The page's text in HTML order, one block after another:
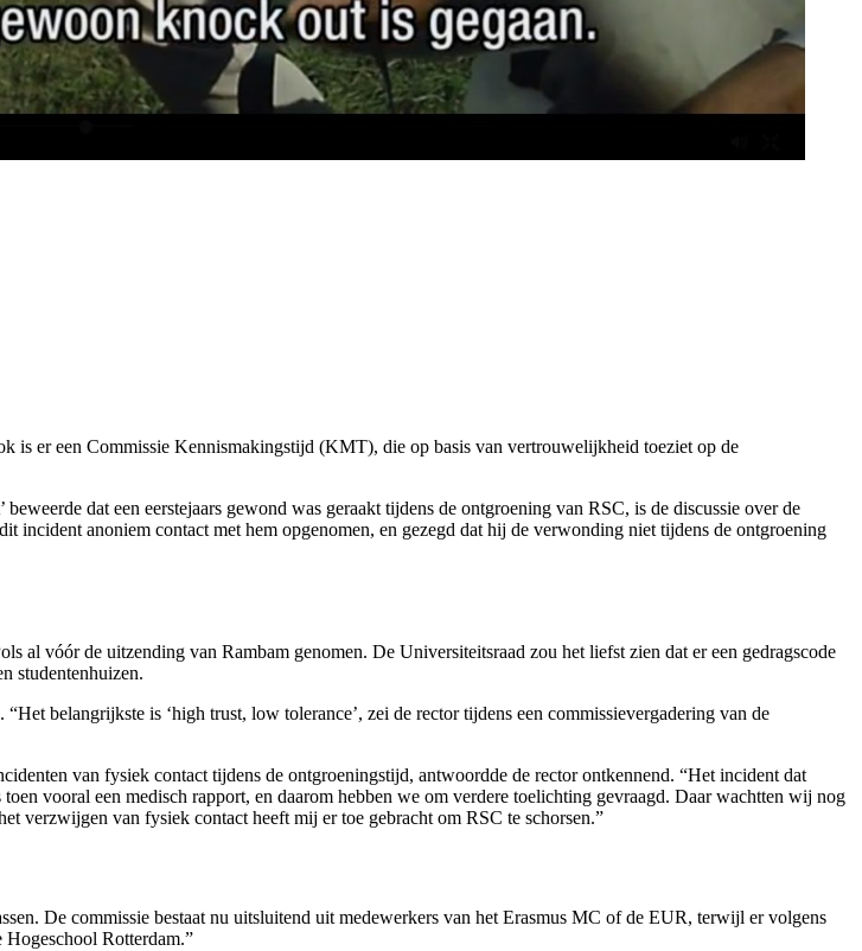
is er een Commissie Kennismakingstijd (KMT), die op basis van vertrouwelijkheid toeziet op de
beweerde dat een eerstejaars gewond was geraakt tijdens de ontgroening van RSC, is de discussie over de
incident anoniem contact met hem opgenomen, en gezegd dat hij de verwonding niet tijdens de ontgroening
al vóór de uitzending van Rambam genomen. De Universiteitsraad zou het liefst zien dat er een gedragscode
studentenhuizen.
belangrijkste is ‘high trust, low tolerance’, zei de rector tijdens een commissievergadering van de
van fysiek contact tijdens de ontgroeningstijd, antwoordde de rector ontkennend. “Het incident dat
vooral een medisch rapport, en daarom hebben we om verdere toelichting gevraagd. Daar wachtten wij nog
verzwijgen van fysiek contact heeft mij er toe gebracht om RSC te schorsen.”
De commissie bestaat nu uitsluitend uit medewerkers van het Erasmus MC of de EUR, terwijl er volgens
Hogeschool Rotterdam.”